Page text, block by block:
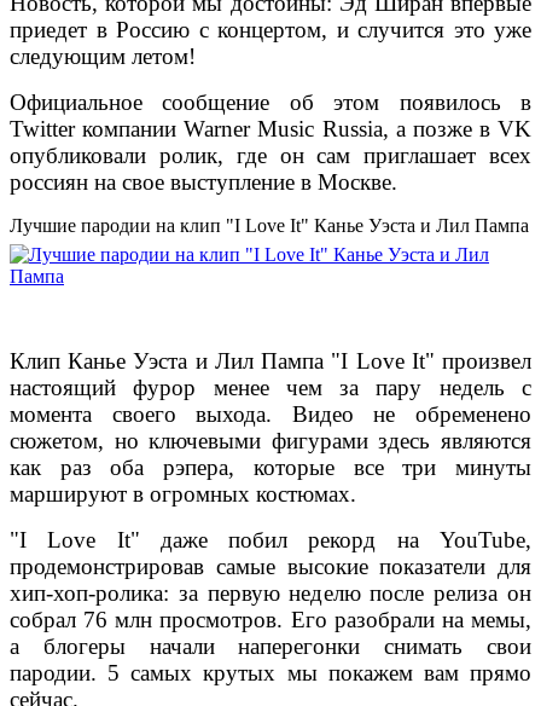
приедет в Россию с концертом, и случится это уже
следующим летом!
Официальное сообщение об этом появилось в
Twitter компании Warner Music Russia, а позже в VK
опубликовали ролик, где он сам приглашает всех
россиян на свое выступление в Москве.
Лучшие пародии на клип "I Love It" Канье Уэста и Лил Пампа
Клип Канье Уэста и Лил Пампа "I Love It" произвел
настоящий фурор менее чем за пару недель с
момента своего выхода. Видео не обременено
сюжетом, но ключевыми фигурами здесь являются
как раз оба рэпера, которые все три минуты
маршируют в огромных костюмах.
"I Love It" даже побил рекорд на YouTube,
продемонстрировав самые высокие показатели для
хип-хоп-ролика: за первую неделю после релиза он
собрал 76 млн просмотров. Его разобрали на мемы,
а блогеры начали наперегонки снимать свои
пародии. 5 самых крутых мы покажем вам прямо
сейчас.